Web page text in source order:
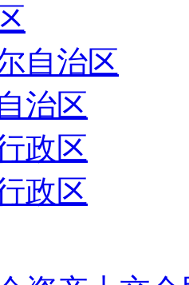
自治区
治区
政区
政区